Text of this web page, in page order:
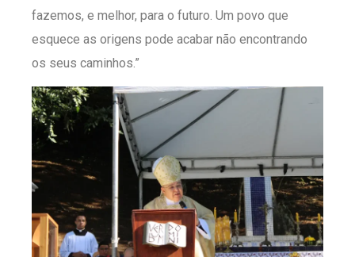
fazemos, e melhor, para o futuro. Um povo que
esquece as origens pode acabar não encontrando
os seus caminhos.”